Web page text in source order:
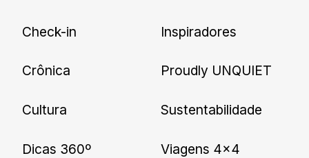
Check-in
Crônica
Cultura
Dicas 360º
Inspiradores
Proudly UNQUIET
Sustentabilidade
Viagens 4×4